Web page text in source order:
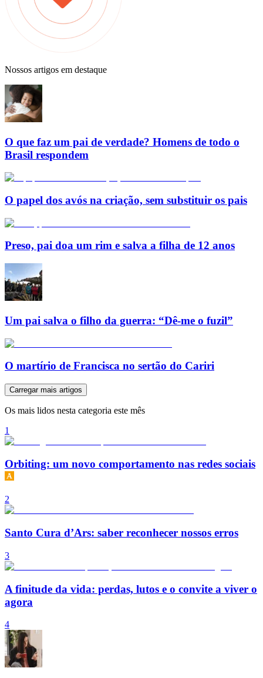
Nossos artigos em destaque
O que faz um pai de verdade? Homens de todo o
Brasil respondem
O papel dos avós na criação, sem substituir os pais
Preso, pai doa um rim e salva a filha de 12 anos
Um pai salva o filho da guerra: “Dê-me o fuzil”
O martírio de Francisca no sertão do Cariri
Carregar mais artigos
Os mais lidos nesta categoria este mês
1
Orbiting: um novo comportamento nas redes sociais
2
Santo Cura d’Ars: saber reconhecer nossos erros
3
A finitude da vida: perdas, lutos e o convite a viver o
agora
4